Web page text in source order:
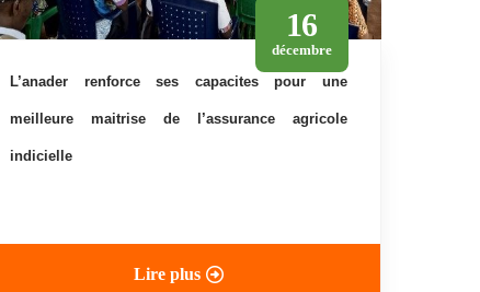
16
décembre
l’anader renforce ses capacites pour une
meilleure maitrise de l’assurance agricole
indicielle
Lire plus